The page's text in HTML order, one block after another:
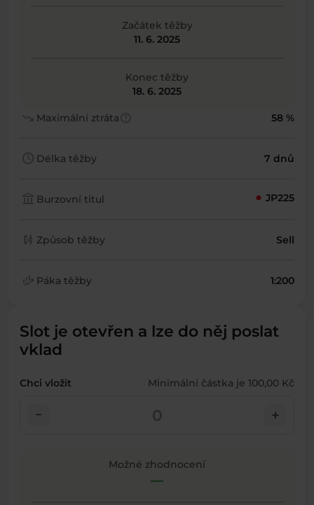
Začátek těžby
11. 6. 2025
Konec těžby
18. 6. 2025
trending_down Maximální ztrátahelp 58 %
schedule Délka těžby 7 dnů
account_balance Burzovní titul JP225
candlestick_chart Způsob těžby Sell
finance_mode Páka těžby 1:200
Slot je otevřen a lze do něj poslat
vklad
Chci vložit Minimální částka je 100,00 Kč
check_indeterminate_small add
Možné zhodnocení
—